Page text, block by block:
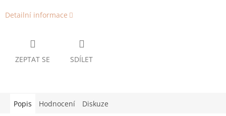
Detailní informace
ZEPTAT SE SDÍLET
Popis Hodnocení Diskuze